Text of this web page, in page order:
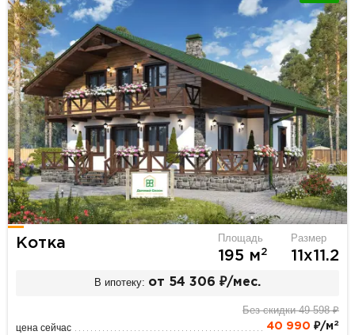
Котка Площадь
195 м2
Размер
11х11.2
В ипотеку: от 54 306 ₽/мес.
Без скидки 49 598 ₽
цена сейчас 40 990 ₽/м 2